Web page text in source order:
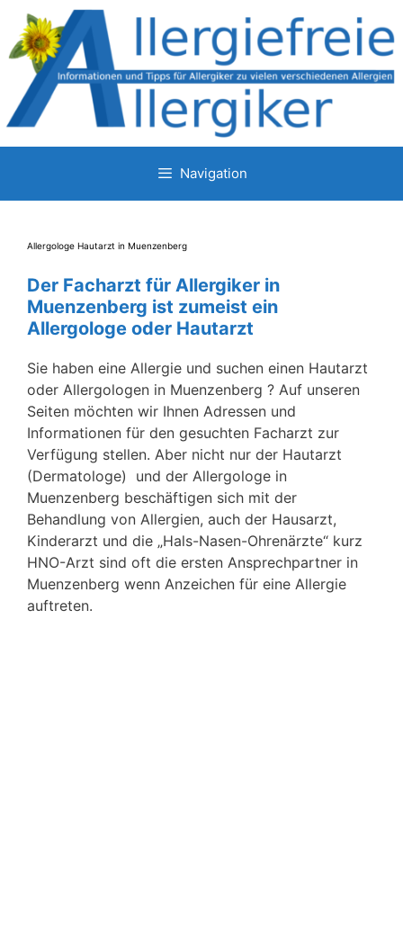
Zum
Inhalt
springen
Navigation
Allergologe Hautarzt in Muenzenberg
Der Facharzt für Allergiker in
Muenzenberg ist zumeist ein
Allergologe oder Hautarzt
Sie haben eine Allergie und suchen einen Hautarzt
oder Allergologen in Muenzenberg ? Auf unseren
Seiten möchten wir Ihnen Adressen und
Informationen für den gesuchten Facharzt zur
Verfügung stellen. Aber nicht nur der Hautarzt
(Dermatologe) und der Allergologe in
Muenzenberg beschäftigen sich mit der
Behandlung von Allergien, auch der Hausarzt,
Kinderarzt und die „Hals-Nasen-Ohrenärzte“ kurz
HNO-Arzt sind oft die ersten Ansprechpartner in
Muenzenberg wenn Anzeichen für eine Allergie
auftreten.